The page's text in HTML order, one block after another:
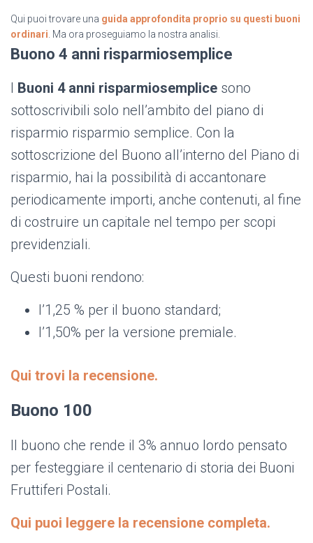
Qui puoi trovare una guida approfondita proprio su questi buoni
ordinari. Ma ora proseguiamo la nostra analisi.
Buono 4 anni risparmiosemplice
I Buoni 4 anni risparmiosemplice sono
sottoscrivibili solo nell’ambito del piano di
risparmio risparmio semplice. Con la
sottoscrizione del Buono all’interno del Piano di
risparmio, hai la possibilità di accantonare
periodicamente importi, anche contenuti, al fine
di costruire un capitale nel tempo per scopi
previdenziali.
Questi buoni rendono:
l’1,25 % per il buono standard;
l’1,50% per la versione premiale.
Qui trovi la recensione.
Buono 100
Il buono che rende il 3% annuo lordo pensato
per festeggiare il centenario di storia dei Buoni
Fruttiferi Postali.
Qui puoi leggere la recensione completa.